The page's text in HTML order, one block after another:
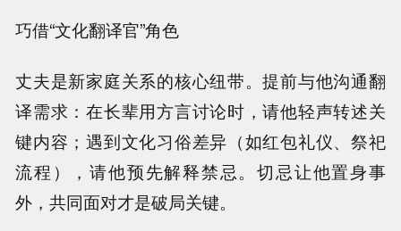
巧借“文化翻译官”角色
丈夫是新家庭关系的核心纽带。提前与他沟通翻
译需求：在长辈用方言讨论时，请他轻声转述关
键内容；遇到文化习俗差异（如红包礼仪、祭祀
流程），请他预先解释禁忌。切忌让他置身事
外，共同面对才是破局关键。